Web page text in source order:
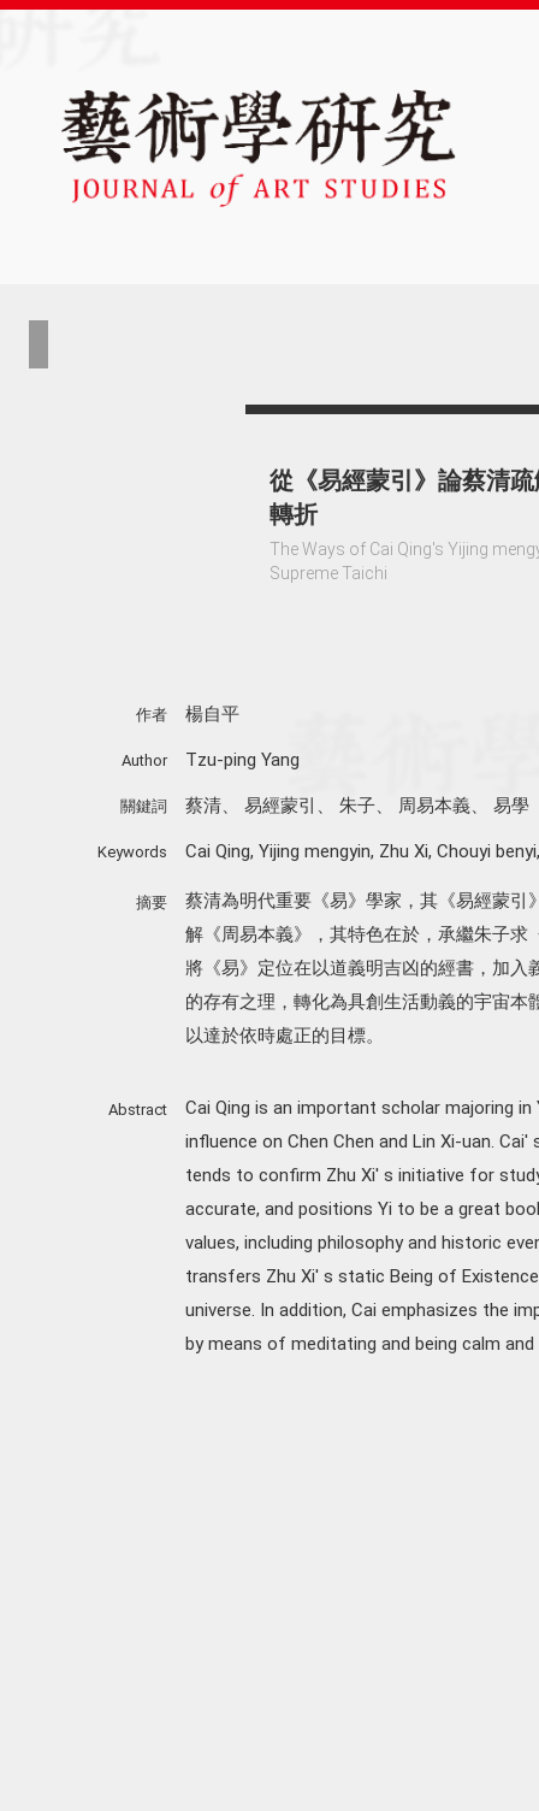
從《易經蒙引》論蔡清
轉折
The Ways of Cai Qing's Yijing
Supreme Taichi
作者 楊自平
Author Tzu-ping Yang
關鍵詞 蔡清、 易經蒙引 朱子、 周易本義、 易學
Keywords Cai Qing, Yijing mengyin, Zhu Xi, Chouyi benyi
摘要
蔡清為明代重要《易》學家，其《易經蒙
解《周易本義》，其特色在於，承繼朱子
將《易》定位在以道義明吉凶的經書，加
的存有之理，轉化為具創生活動義的宇宙
以達於依時處正的目標。
Abstract
Cai Qing is an important scholar majoring in
influence on Chen Chen and Lin Xi-uan.
tends to confirm Zhu Xi' s initiative for
accurate, and positions Yi to be a great
values, including philosophy and historic
transfers Zhu Xi' s static Being of
universe. In addition, Cai emphasizes the
by means of meditating and being calm